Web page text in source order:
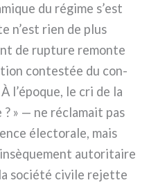
du régi­me s’est
n’est rien de plus
de rup­tu­re remon­te
con­te­stée du con­
l’époque, le cri de la
» — ne récla­mait pas
élec­to­ra­le, mais
auto­ri­tai­re
socié­té civi­le rejet­te